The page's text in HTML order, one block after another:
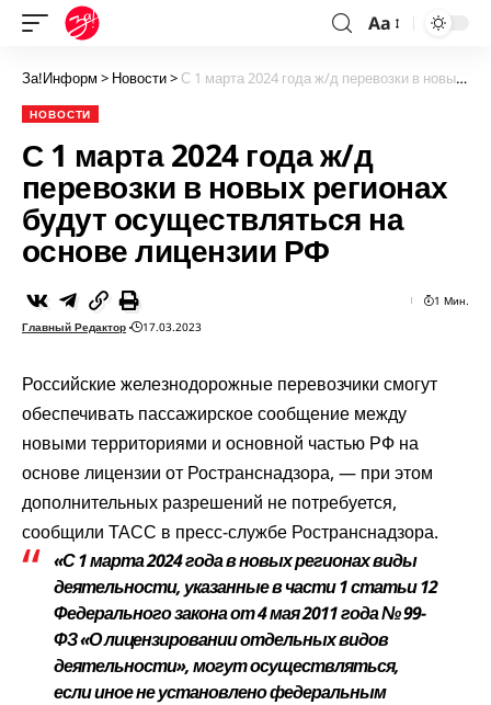
Aa
За!Информ > Новости> С 1 марта 2024 года ж/д перевозки в новых регионах будут осуществляться на основе лицензии РФ
НОВОСТИ
С 1 марта 2024 года ж/д
перевозки в новых регионах
будут осуществляться на
основе лицензии РФ
Главный Редактор 17.03.2023
1 Мин.
Российские железнодорожные перевозчики смогут
обеспечивать пассажирское сообщение между
новыми территориями и основной частью РФ на
основе лицензии от Ространснадзора, — при этом
дополнительных разрешений не потребуется,
сообщили ТАСС в пресс-службе Ространснадзора.
«С 1 марта 2024 года в новых регионах виды
деятельности, указанные в части 1 статьи 12
Федерального закона от 4 мая 2011 года № 99-
ФЗ «О лицензировании отдельных видов
деятельности», могут осуществляться,
если иное не установлено федеральным